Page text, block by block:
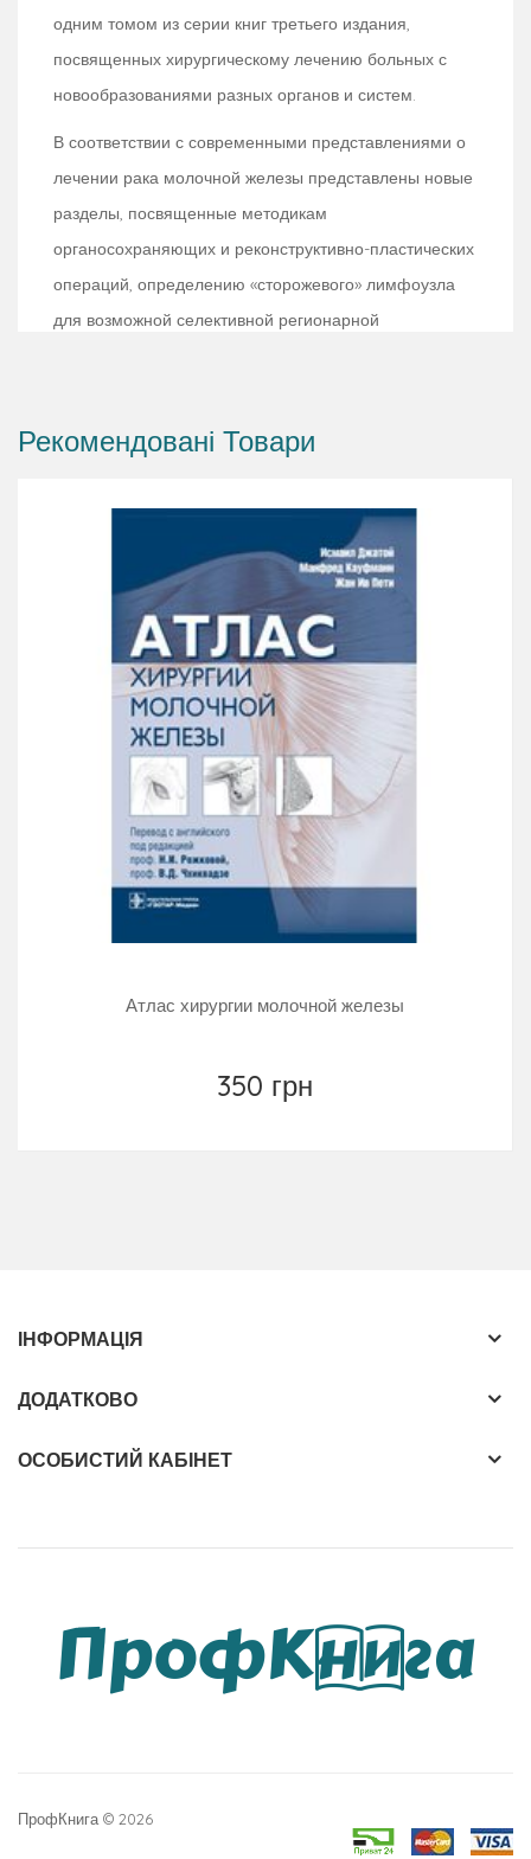
одним томом из серии книг третьего издания,
посвященных хирургическому лечению больных с
новообразованиями разных органов и систем.
В соответствии с современными представлениями о
лечении рака молочной железы представлены новые
разделы, посвященные методикам
органосохраняющих и реконструктивно-пластических
операций, определению «сторожевого» лимфоузла
для возможной селективной регионарной
(седьмая редакция). Как и в предыдущих изданиях
атласа, большое внимание уделено особенностям
лимфо- и кровоснабжению молочной железы и
регионарных зон. Описаны все основные
классические радикальные операции (доступы,
техника, объем и характер) и современные
тенденции при лечении новообразований молочной
Для онкологов, маммологов, пластических хирургов и
врачей общей лечебной практики.
Рекомендовані Товари
Атлас хирургии молочной железы
350 грн
ІНФОРМАЦІЯ
ДОДАТКОВО
ОСОБИСТИЙ КАБІНЕТ
ПрофКнига © 2026